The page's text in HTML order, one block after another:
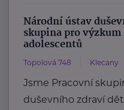
Národní ústav
skupina pro
adolescentů
Topolová 748 Klecany
Jsme Pracovní
duševního zdraví